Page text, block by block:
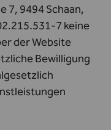
7, 9494 Schaan,
7 keine
der Website
Bewilligung